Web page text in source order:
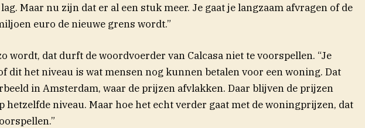
Maar nu zijn dat er al een stuk meer. Je gaat je langzaam afvragen of de
euro de nieuwe grens wordt.”
wordt, dat durft de woordvoerder van Calcasa niet te voorspellen. “Je
dit het niveau is wat mensen nog kunnen betalen voor een woning. Dat
in Amsterdam, waar de prijzen afvlakken. Daar blijven de prijzen
hetzelfde niveau. Maar hoe het echt verder gaat met de woningprijzen, dat